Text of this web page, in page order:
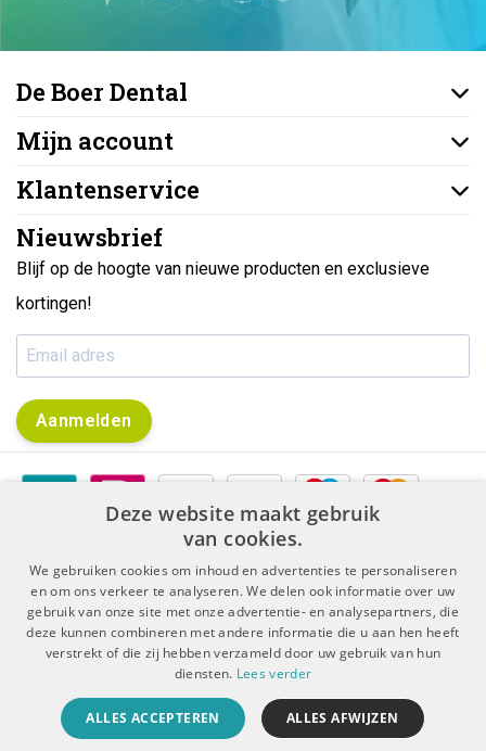
De Boer Dental
Mijn account
Klantenservice
Nieuwsbrief
Blijf op de hoogte van nieuwe producten en exclusieve
kortingen!
Aanmelden
Algemene voorwaarden | Disclaimer & Privacy Protocol |
Sitemap | RSS Feed
© Copyright 2026 - De Boer Dental | Realisatie
Beoordeling opKiyOhvoor De Boer Dental: 9.4/10 (5909 beoordelingen)
Deze website maakt gebruik
van cookies.
We gebruiken cookies om inhoud en advertenties te personaliseren
en om ons verkeer te analyseren. We delen ook informatie over uw
gebruik van onze site met onze advertentie- en analysepartners, die
deze kunnen combineren met andere informatie die u aan hen heeft
verstrekt of die zij hebben verzameld door uw gebruik van hun
diensten. Lees verder
ALLES ACCEPTEREN ALLES AFWIJZEN